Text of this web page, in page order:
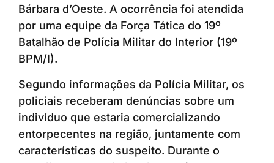
Bárbara d’Oeste. A ocorrência foi atendida
por uma equipe da Força Tática do 19º
Batalhão de Polícia Militar do Interior (19º
BPM/I).
Segundo informações da Polícia Militar, os
policiais receberam denúncias sobre um
indivíduo que estaria comercializando
entorpecentes na região, juntamente com
características do suspeito. Durante o